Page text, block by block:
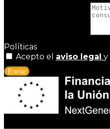
Políticas
Acepto el aviso legal y
Enviar